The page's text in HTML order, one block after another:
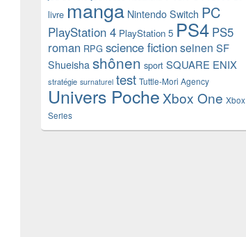
livre manga Nintendo Switch PC
PlayStation 4 PlayStation 5 PS4 PS5
roman RPG science fictionseinen SF
Shueisha shônen sport SQUARE ENIX
stratégie surnaturel test Tuttle-Mori Agency
Univers Poche Xbox One Xbox
Series